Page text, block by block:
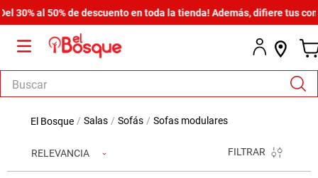
30% al 50% de descuento en toda la tienda! Además, difiere tus
Buscar
salas sofás sofas modulares
RELEVANCIA FILTRAR
armario